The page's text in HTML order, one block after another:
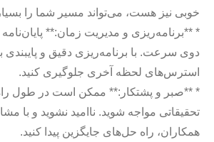
خوبی نیز هست، می‌تواند مسیر شما را
* **برنامه‌ریزی و مدیریت زمان:**
دوی سرعت. با برنامه‌ریزی دقیق و پایبندی
استرس‌های لحظه آخری جلوگیری کنید.
* **صبر و پشتکار:** ممکن است در طول
تحقیقاتی مواجه شوید. ناامید نشوید و با
همکاران، راه حل‌های جایگزین پیدا کنید.